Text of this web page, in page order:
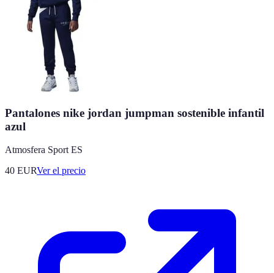
Pantalones nike jordan jumpman sostenible infantil
azul
Atmosfera Sport ES
40 EURVer el precio